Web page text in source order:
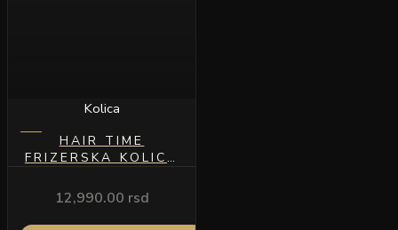
Kolica
HAIR TIME
FRIZERSKA KOLICA
12,990.00 rsd